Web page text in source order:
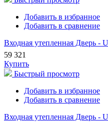
Добавить в избранное
Добавить в сравнение
Входная утепленная Дверь -
59 321
Купить
Быстрый просмотр
Добавить в избранное
Добавить в сравнение
Входная утепленная Дверь -